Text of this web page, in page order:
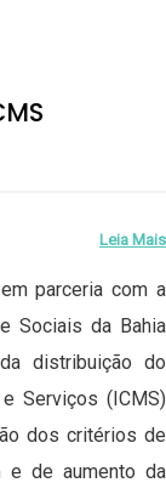
Leia Mais
parceria com a
Sociais da Bahia
distribuição do
Serviços (ICMS)
dos critérios de
e de aumento da